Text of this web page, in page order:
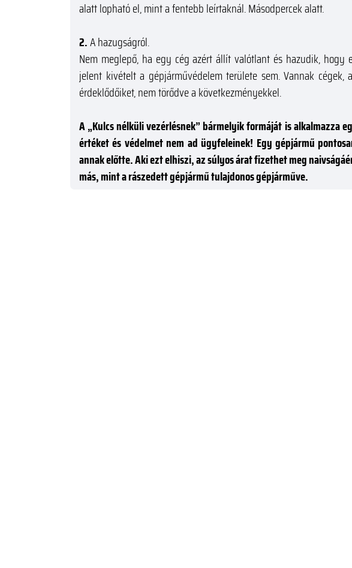
alatt lopható el, mint a fentebb leírtaknál. Másodpercek alatt.
2.A hazugságról.
Nem meglepő, ha egy cég azért állít valótlant és hazudik, hogy
jelent kivételt a gépjárművédelem területe sem. Vannak cégek,
érdeklődőiket, nem törődve a következményekkel.
A „Kulcs nélküli vezérlésnek” bármelyik formáját is alkalmazza
értéket és védelmet nem ad ügyfeleinek! Egy gépjármű
annak előtte. Aki ezt elhiszi, az súlyos árat fizethet meg
más, mint a rászedett gépjármű tulajdonos gépjárműve.